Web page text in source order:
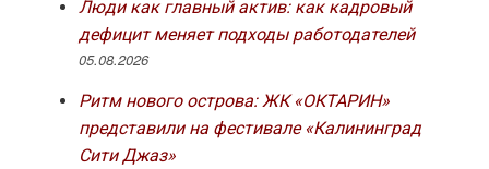
Люди как главный актив: как кадровый
дефицит меняет подходы работодателей
05.08.2026
Ритм нового острова: ЖК «ОКТАРИН»
представили на фестивале «Калининград
Сити Джаз»